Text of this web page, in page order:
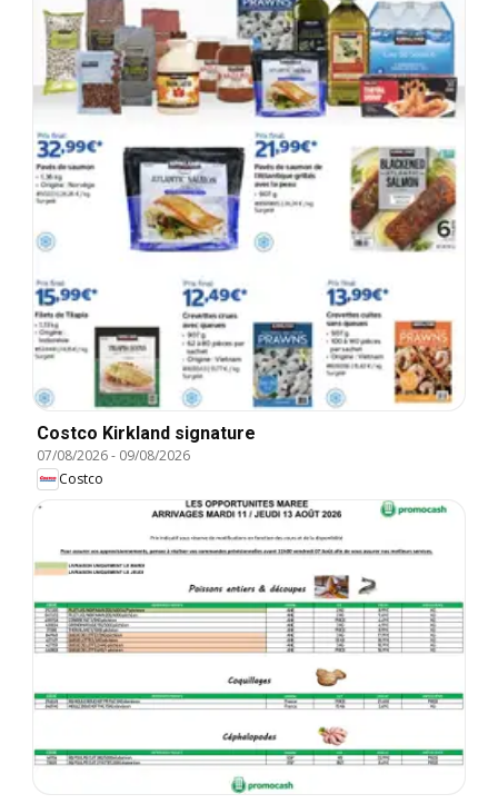
Costco Kirkland signature
07/08/2026- 09/08/2026
Costco